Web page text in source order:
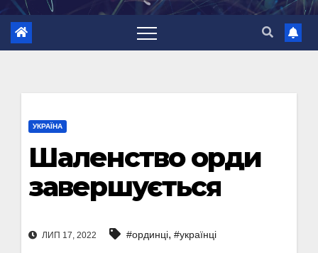
УКРАЇНА
Шаленство орди
завершується
ЛИП 17, 2022 #ординці, #українці